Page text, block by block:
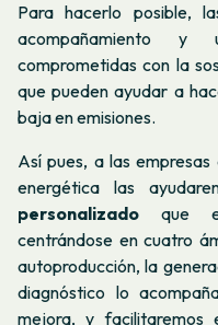
Para hacerlo posible,
acompañamiento
comprometidas con la
que pueden ayudar a
baja en emisiones.
Así pues, a las
energética las
personalizado que
centrándose en cuatro
autoproducción, la
diagnóstico lo
mejora, y facilitaremos